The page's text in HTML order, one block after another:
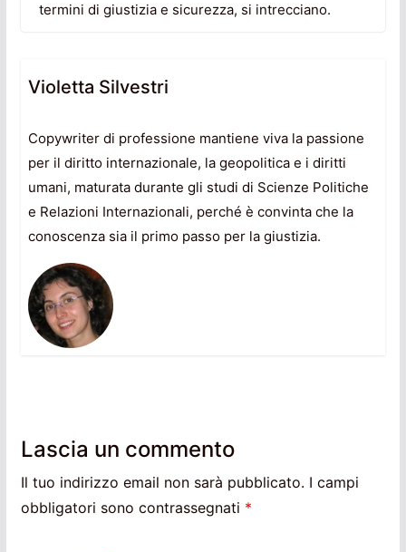
termini di giustizia e sicurezza, si intrecciano.
Violetta Silvestri
Copywriter di professione mantiene viva la passione
per il diritto internazionale, la geopolitica e i diritti
umani, maturata durante gli studi di Scienze Politiche
e Relazioni Internazionali, perché è convinta che la
conoscenza sia il primo passo per la giustizia.
Lascia un commento
Il tuo indirizzo email non sarà pubblicato. I campi
obbligatori sono contrassegnati *